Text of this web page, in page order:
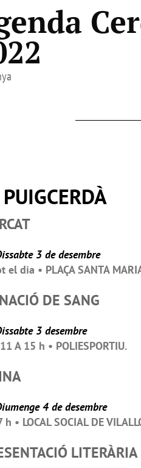
PUIGCERDÀ
3 de desembre
el dia • PLAÇA SANTA
DE SANG
3 desembre
A 15 h • POLIESPORTIU.
4 de desembre
h • LOCAL SOCIAL DE
LITERÀRIA